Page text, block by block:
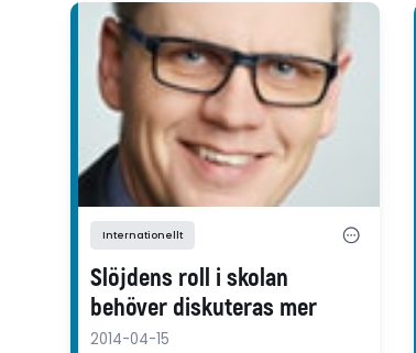
Internationellt
Slöjdens roll i skolan
behöver diskuteras mer
2014-04-15